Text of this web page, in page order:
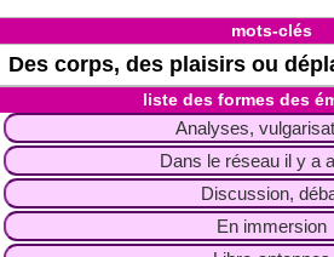
mots-clés
Des corps, des plaisirs ou
liste des formes des
Analyses,
Dans le réseau il y a
Discussion,
En immersion